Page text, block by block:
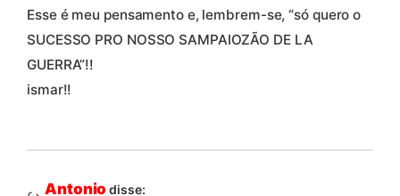
Esse é meu pensamento e, lembrem-se, “só quero o
SUCESSO PRO NOSSO SAMPAIOZÃO DE LA
GUERRA”!!
ismar!!
Antonio disse: